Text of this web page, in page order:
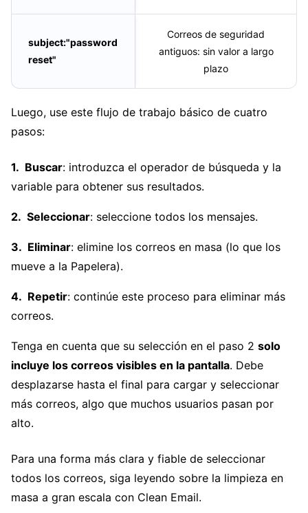
subject:"password
reset"
Correos de seguridad
antiguos: sin valor a largo
plazo
Luego, use este flujo de trabajo básico de cuatro
pasos:
Buscar: introduzca el operador de búsqueda y la
variable para obtener sus resultados.
Seleccionar: seleccione todos los mensajes.
Eliminar: elimine los correos en masa (lo que los
mueve a la Papelera).
Repetir: continúe este proceso para eliminar más
correos.
Tenga en cuenta que su selección en el paso 2 solo
incluye los correos visibles en la pantalla. Debe
desplazarse hasta el final para cargar y seleccionar
más correos, algo que muchos usuarios pasan por
alto.
Para una forma más clara y fiable de seleccionar
todos los correos, siga leyendo sobre la limpieza en
masa a gran escala con Clean Email.